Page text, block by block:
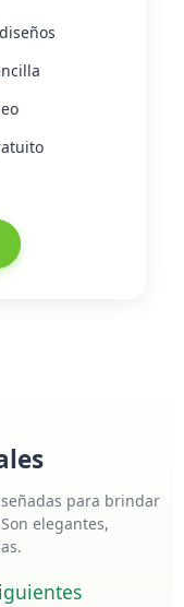
para brindar
elegantes,